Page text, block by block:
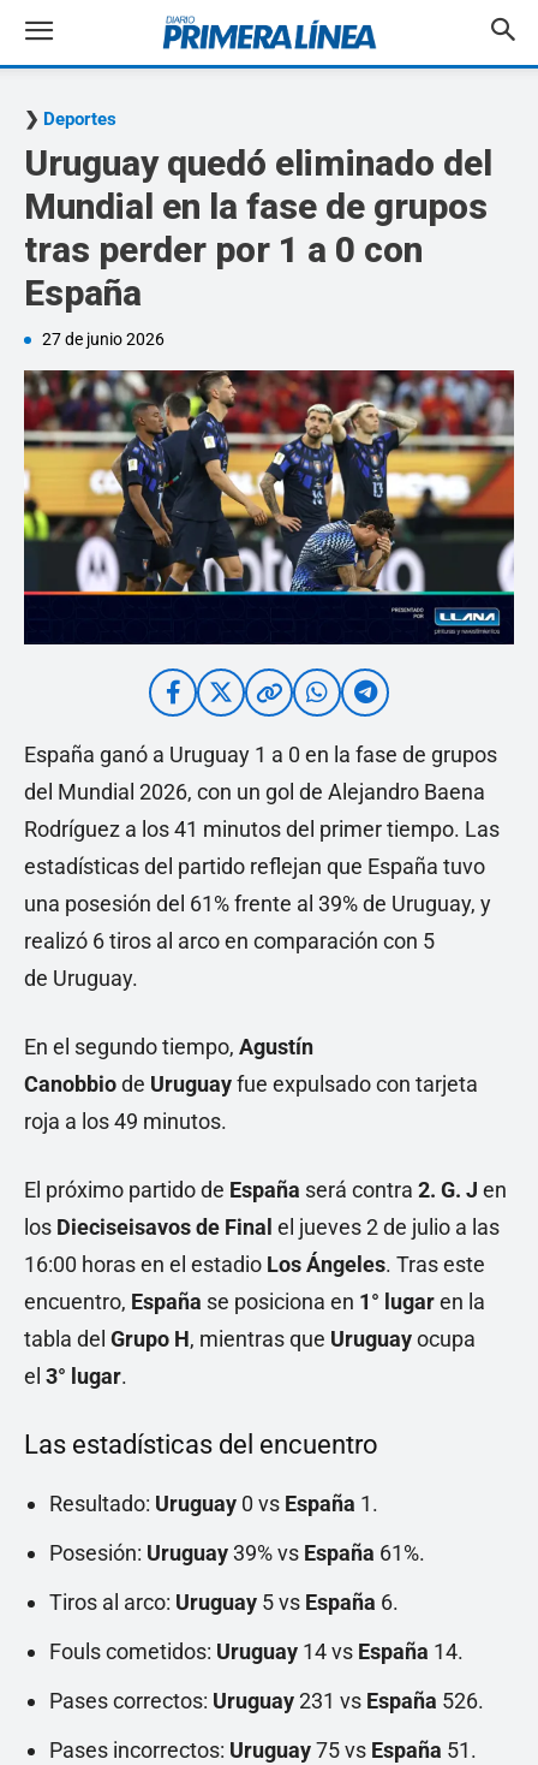
Deportes
Uruguay quedó eliminado del
Mundial en la fase de grupos
tras perder por 1 a 0 con
España
27 de junio 2026
España ganó a Uruguay 1 a 0 en la fase de grupos
del Mundial 2026, con un gol de Alejandro Baena
Rodríguez a los 41 minutos del primer tiempo. Las
estadísticas del partido reflejan que España tuvo
una posesión del 61% frente al 39% de Uruguay, y
realizó 6 tiros al arco en comparación con 5
de Uruguay.
En el segundo tiempo, Agustín
Canobbiode Uruguayfue expulsado con tarjeta
roja a los 49 minutos.
El próximo partido de España será contra 2. G. J en
los Dieciseisavos de Final el jueves 2 de julio a las
16:00 horas en el estadio Los Ángeles. Tras este
encuentro, España se posiciona en 1° lugaren la
tabla del Grupo H, mientras que Uruguayocupa
el 3° lugar.
Las estadísticas del encuentro
Resultado: Uruguay 0 vs España 1.
Posesión: Uruguay39% vs España 61%.
Tiros al arco: Uruguay 5 vs España 6.
Fouls cometidos: Uruguay 14 vs España 14.
Pases correctos: Uruguay231 vs España 526.
Pases incorrectos: Uruguay75 vs España 51.